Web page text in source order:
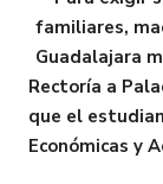
familiares,
Guadalajara
Rectoría a
que el
Económicas y